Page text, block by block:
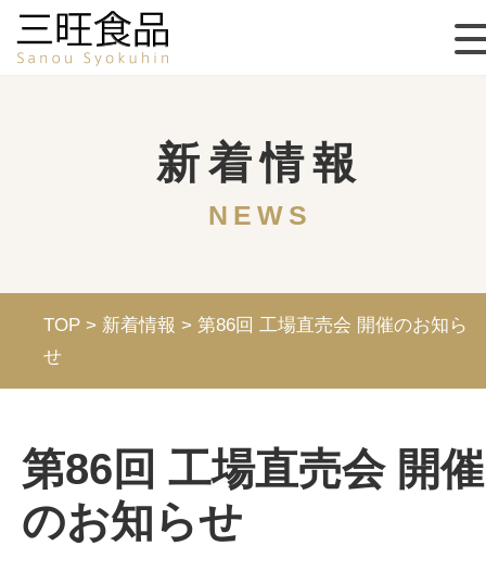
新着情報
NEWS
TOP > 新着情報 > 第86回 工場直売会 開催のお知ら
せ
第86回 工場直売会 開催
のお知らせ